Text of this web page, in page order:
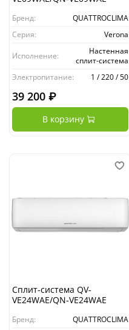
Бренд:
QUATTROCLIMA
Серия:
Verona
Исполнение:
Настенная
сплит-система
Электропитание:
1 / 220 / 50
39 200 ₽
В корзину
Сплит-система QV-
VE24WAE/QN-VE24WAE
Бренд:
QUATTROCLIMA